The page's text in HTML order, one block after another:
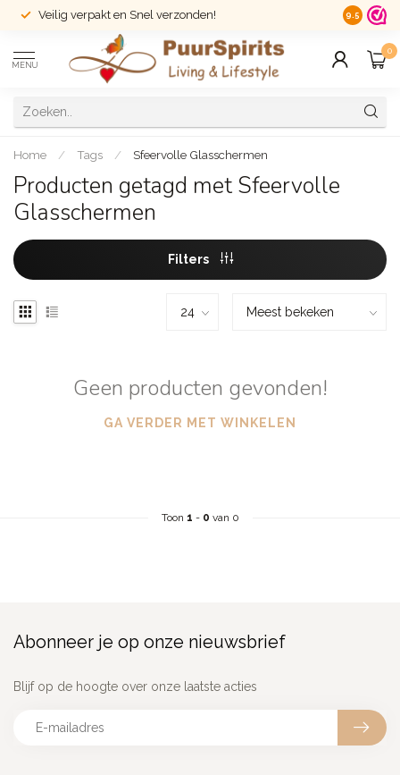
Veilig verpakt en Snel verzonden! 14 dagen
9.5
MENU
0
Home / Tags / Sfeervolle Glasschermen
Producten getagd met Sfeervolle
Glasschermen
Filters
Geen producten gevonden!
GA VERDER MET WINKELEN
Toon 1 - 0 van 0
Abonneer je op onze nieuwsbrief
Blijf op de hoogte over onze laatste acties